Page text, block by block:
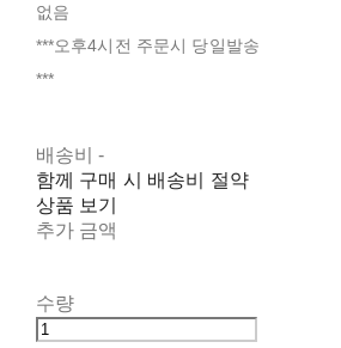
없음
***오후4시전 주문시 당일발송
***
배송비-
함께 구매 시 배송비 절약
상품 보기
추가 금액
수량